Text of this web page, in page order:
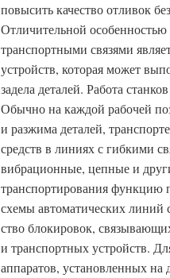
повысить качество отливок
Отличительной
транспортными связями
устройств, которая может
задела деталей. Работа
Обычно на каждой рабочей
и разжима деталей,
средств в линиях с гибкими
вибрационные, цепные и
транспортиро­вания функцию
схемы автоматических линий
ство блокировок,
и транспортных устройств.
аппаратов, установленных